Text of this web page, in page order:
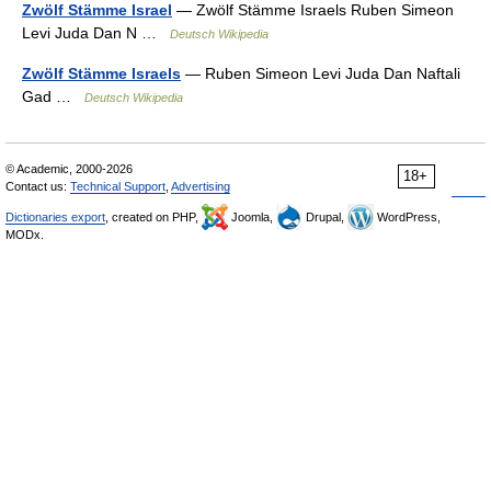
Zwölf Stämme Israel — Zwölf Stämme Israels Ruben Simeon
Levi Juda Dan N …
Deutsch Wikipedia
Zwölf Stämme Israels — Ruben Simeon Levi Juda Dan Naftali
Gad …
Deutsch Wikipedia
18+
© Academic, 2000-2026
Contact us: Technical Support Advertising
Dictionaries export , created on PHP, Joomla, Drupal,
WordPress,
MODx.